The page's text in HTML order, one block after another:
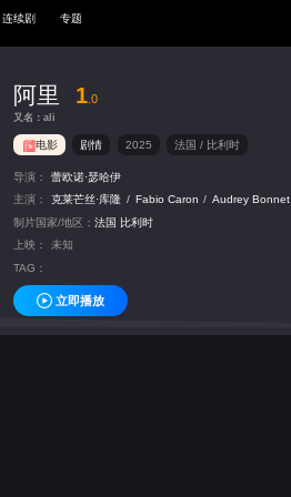
连续剧 专题
阿里 1 .0
又名：ali
电影 剧情 2025 法国 / 比利时
导演：
蕾欧诺·瑟哈伊
主演：
克莱芒丝·库隆 / Fabio Caron / Audrey Bonnet
制片国家/地区：法国 比利时
上映：
未知
TAG：
立即播放